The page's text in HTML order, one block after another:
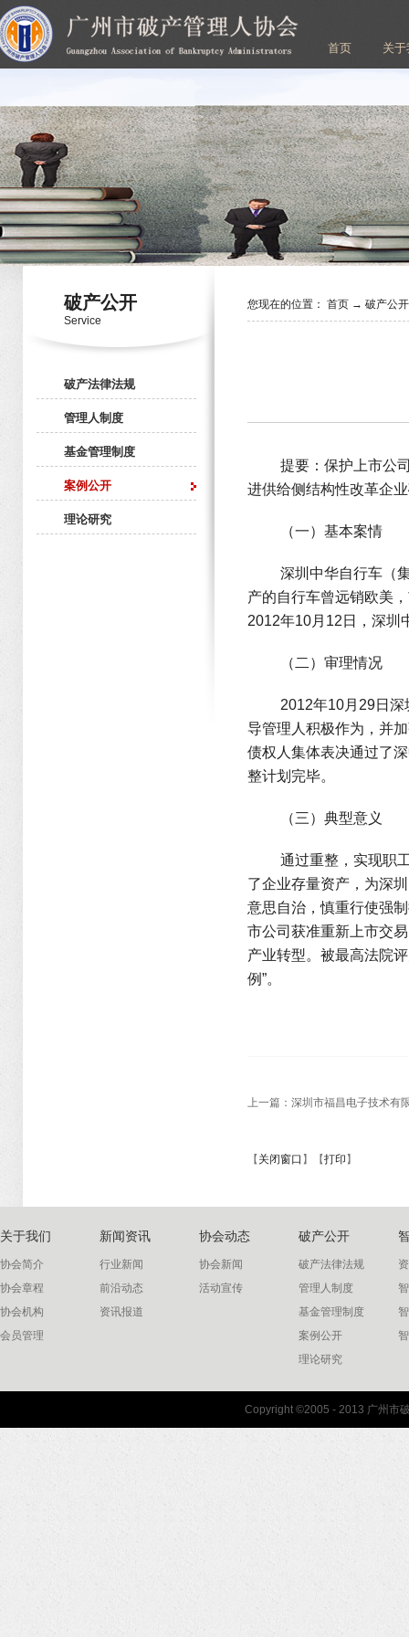
首页 关
破产公开
Service
破产法律法规
管理人制度
基金管理制度
案例公开
理论研究
您现在的位置： 首页 → 破产公开
提要：保护上市公
进供给侧结构性改革企
（一）基本案情
深圳中华自行车（
产的自行车曾远销欧美
2012年10月12日，深圳
（二）审理情况
2012年10月29日
导管理人积极作为，并
债权人集体表决通过了
整计划完毕。
（三）典型意义
通过重整，实现职
了企业存量资产，为深
意思自治，慎重行使强
市公司获准重新上市交
产业转型。被最高法院
例”。
上一篇：深圳市福昌电子技术有
【 关闭窗口 】【打印 】
关于我们
协会简介
协会章程
协会机构
会员管理
新闻资讯
行业新闻
前沿动态
资讯报道
协会动态
协会新闻
活动宣传
破产公开
破产法律法规
管理人制度
基金管理制度
案例公开
理论研究
联系我们
Copyright ©2005 - 2013 广州市